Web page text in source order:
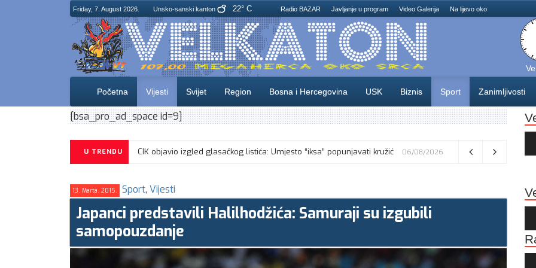
Friday, 7. August 2026. Unsko-sanski kanton 22° C Radio BAZAR Javljanje u program Video Galerija Na lijevo oko
Početna Vijesti Svijet Region Bosna i Hercegovina USK Biznis Sport Zanimljivosti
[bsa_pro_ad_space id=9]
U TRENDU CIK objavio izgled glasačkog listića: Umjesto “iksa” popunjavati kružić 06/08/2026
Osamnaest zeničkih rudara još uvijek se nalaze u jami Raspotočje: Protest zbog kašnjenja plaća i neuplaćenih doprinosa
13. Marta. 2015. Sport, Vijesti
Japanci predstavili Halilhodžića: Samuraji su izgubili
samopouzdanje